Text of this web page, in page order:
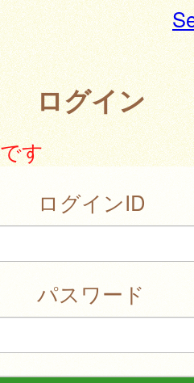
ログイン
す
ログインID
パスワード